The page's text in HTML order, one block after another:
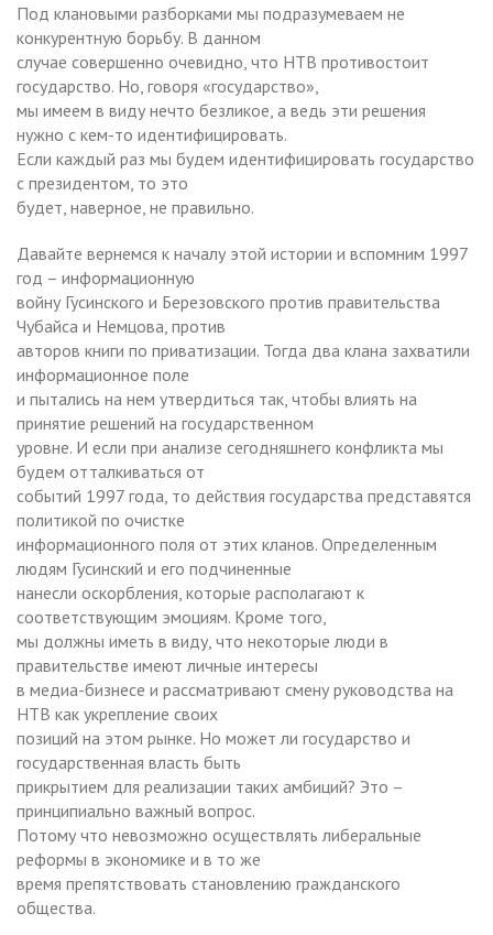
Под клановыми разборками мы подразумеваем не
конкурентную борьбу. В данном
случае совершенно очевидно, что НТВ противостоит
государство. Но, говоря «государство»,
мы имеем в виду нечто безликое, а ведь эти решения
нужно с кем-то идентифицировать.
Если каждый раз мы будем идентифицировать государство
с президентом, то это
будет, наверное, не правильно.
Давайте вернемся к началу этой истории и вспомним 1997
год – информационную
войну Гусинского и Березовского против правительства
Чубайса и Немцова, против
авторов книги по приватизации. Тогда два клана захватили
информационное поле
и пытались на нем утвердиться так, чтобы влиять на
принятие решений на государственном
уровне. И если при анализе сегодняшнего конфликта мы
будем отталкиваться от
событий 1997 года, то действия государства представятся
политикой по очистке
информационного поля от этих кланов. Определенным
людям Гусинский и его подчиненные
нанесли оскорбления, которые располагают к
соответствующим эмоциям. Кроме того,
мы должны иметь в виду, что некоторые люди в
правительстве имеют личные интересы
в медиа-бизнесе и рассматривают смену руководства на
НТВ как укрепление своих
позиций на этом рынке. Но может ли государство и
государственная власть быть
прикрытием для реализации таких амбиций? Это –
принципиально важный вопрос.
Потому что невозможно осуществлять либеральные
реформы в экономике и в то же
время препятствовать становлению гражданского
общества.